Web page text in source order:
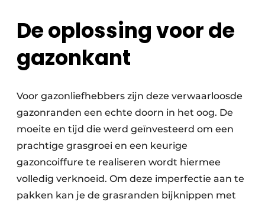
De oplossing voor de
gazonkant
Voor gazonliefhebbers zijn deze verwaarloosde
gazonranden een echte doorn in het oog. De
moeite en tijd die werd geïnvesteerd om een
prachtige grasgroei en een keurige
gazoncoiffure te realiseren wordt hiermee
volledig verknoeid. Om deze imperfectie aan te
pakken kan je de grasranden bijknippen met